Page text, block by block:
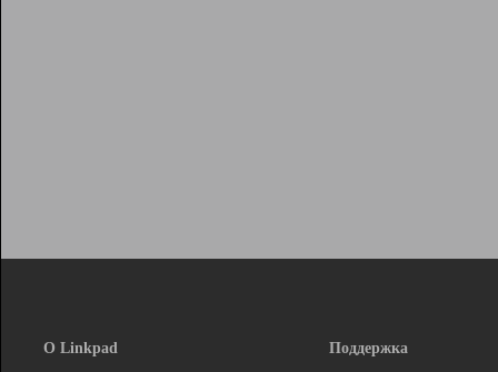
О Linkpad
Поддержка